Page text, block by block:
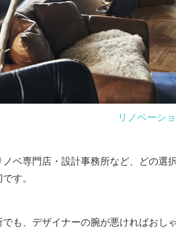
リノベーシ
ベ専門店・設計事務所など、どの選
す。
も、デザイナーの腕が悪ければおし